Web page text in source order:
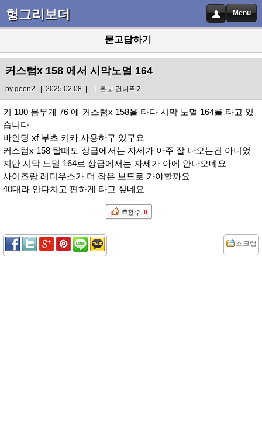
헝그리보더 Menu
묻고답하기
커스텀x 158 에서 시막노멀 164
bygeon2| 2025.02.08 | | 본문 건너뛰기
키 180 몸무게 76 에 커스텀x 158을 타다 시막 노멀 164를 타고 있
습니다
바인딩 xf 부츠 키카 사용하구 있구요
커스텀x 158 탈때도 상급에서는 자세가 아주 잘 나오는건 아니었
지만 시막 노멀 164로 상급에서는 자세가 아에 안나오네요
사이즈랑 레디우스가 더 작은 보드로 가야할까요
40대라 안다치고 편하게 타고 싶네요
추천 수 0
스크랩